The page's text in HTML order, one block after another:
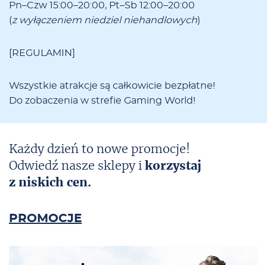
Pn–Czw 15:00–20:00, Pt–Sb 12:00–20:00
(z wy­łą­cze­niem nie­dziel nie­han­dlo­wych)
REGULAMIN
Wszyst­kie atrak­cje są cał­ko­wi­cie bez­płat­ne!
Do zo­ba­cze­nia w stre­fie Ga­ming World!
Każdy dzień to nowe promocje!
Odwiedź nasze sklepy i korzystaj
z niskich cen.
PROMOCJE